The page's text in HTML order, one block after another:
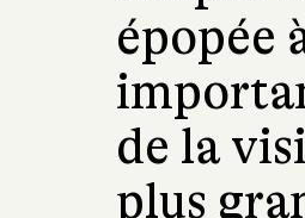
épopée
de la
plus